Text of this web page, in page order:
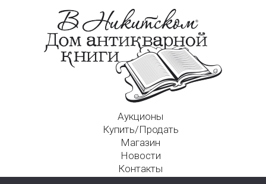
Аукционы
Купить/Продать
Магазин
Новости
Контакты